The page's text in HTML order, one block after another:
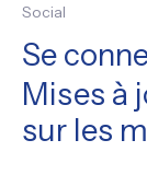
Social
Se
Mises à
sur les